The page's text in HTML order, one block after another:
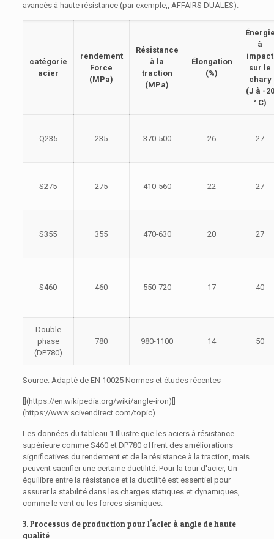
avancés à haute résistance (par exemple,, AFFAIRS DUALES).
catégorie
acier
rendement
Force
(MPa)
Résistance
à la
traction
(MPa)
Élongation
(%)
à
impact
sur le
chary
(J à -20
° C)
Q235 235 370-500 26 27
S275 275 410-560 22 27
S355 355 470-630 20 27
S460 460 550-720 17 40
Double
phase
(DP780)
780 980-1100 14 50
Source: Adapté de EN 10025 Normes et études récentes
[](https://en.wikipedia.org/wiki/angle-iron)[]
(https://www.scivendirect.com/topic)
Les données du tableau 1 Illustre que les aciers à résistance
supérieure comme S460 et DP780 offrent des améliorations
significatives du rendement et de la résistance à la traction, mais
peuvent sacrifier une certaine ductilité. Pour la tour d'acier, Un
équilibre entre la résistance et la ductilité est essentiel pour
assurer la stabilité dans les charges statiques et dynamiques,
comme le vent ou les forces sismiques.
3. Processus de production pour l'acier à angle de haute
qualité